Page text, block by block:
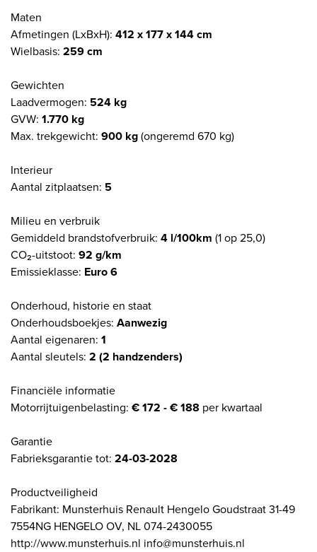
Maten
Afmetingen (LxBxH): 412 x 177 x 144 cm
Wielbasis: 259 cm
Gewichten
Laadvermogen: 524 kg
GVW: 1.770 kg
Max. trekgewicht: 900 kg(ongeremd 670 kg)
Interieur
Aantal zitplaatsen: 5
Milieu en verbruik
Gemiddeld brandstofverbruik: 4 l/100km (1 op 25,0)
CO₂-uitstoot: 92 g/km
Emissieklasse: Euro 6
Onderhoud, historie en staat
Onderhoudsboekjes: Aanwezig
Aantal eigenaren: 1
Aantal sleutels: 2 (2 handzenders)
Financiële informatie
Motorrijtuigenbelasting: € 172 - € 188 per kwartaal
Garantie
Fabrieksgarantie tot: 24-03-2028
Productveiligheid
Fabrikant: Munsterhuis Renault Hengelo Goudstraat 31-49
7554NG HENGELO OV, NL 074-2430055
http://www.munsterhuis.nl info@munsterhuis.nl